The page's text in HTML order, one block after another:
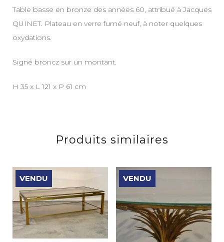
Table basse en bronze des années 60, attribué à Jacques
QUINET. Plateau en verre fumé neuf, à noter quelques
oxydations.
Signé broncz sur un montant.
H 35 x L 121 x P 61 cm
Produits similaires
VENDU VENDU